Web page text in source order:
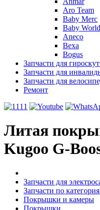
Aro Team
Baby Merc
Baby World
Aneco
Bexa
Bogus
Запчасти для
Запчасти для
Запчасти для
Ремонт
Литая
Kugoo G-
Запчасти для
Запчасти по
Покрышки и камеры
Покрышки